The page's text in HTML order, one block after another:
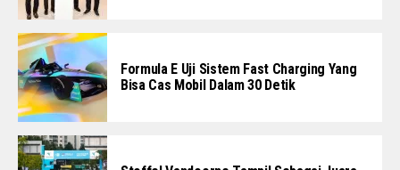
Formula E Uji Sistem Fast Charging Yang
Bisa Cas Mobil Dalam 30 Detik